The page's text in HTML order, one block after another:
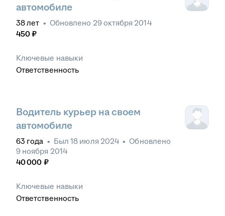
автомобиле
38лет • Обновлено 29 октября 2014
450₽
Ключевые навыки
Ответственность
Водитель курьер на своем
автомобиле
63 года • Был 18 июля 2024 • Обновлено
9 ноября 2014
40 000 ₽
Ключевые навыки
Ответственность